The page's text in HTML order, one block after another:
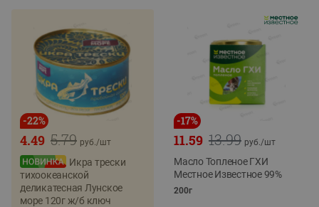
-22%
5.79
4.49 руб./шт
Икра трески
тихоокеанской
деликатесная Лунское
море 120г ж/б ключ
-17%
13.99
11.59 руб./шт
Масло Топленое ГХИ
Местное Известное 99%
200г